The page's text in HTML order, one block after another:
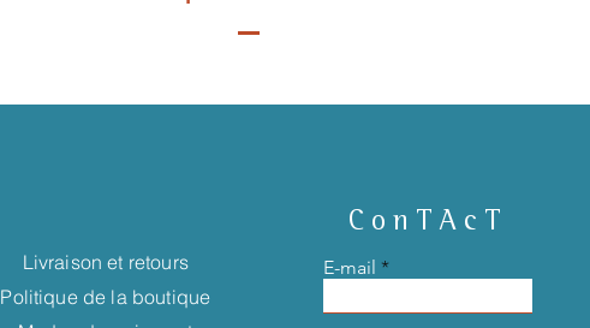
Livraison et retours
Politique de la boutique
ConTAcT
E-mail